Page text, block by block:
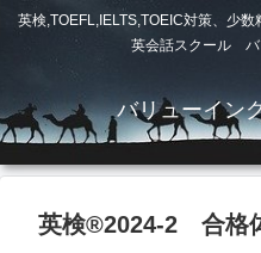
英検,TOEFL,IELTS,TOEIC対策、少
英会話スクール バ
バリューイン
英検®︎2024-2 合格